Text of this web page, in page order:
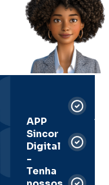
APP
Sincor
Digital
-
Tenha